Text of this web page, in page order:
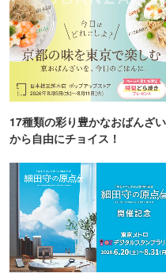
17種類の彩り豊かなおばんざい
から自由にチョイス！